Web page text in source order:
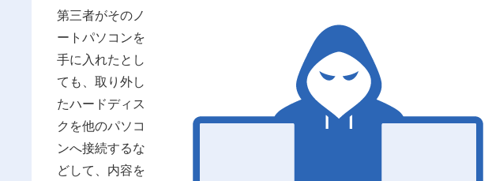
第三者がそのノ
ートパソコンを
手に入れたとし
ても、取り外し
たハードディス
クを他のパソコ
ンへ接続するな
どして、内容を